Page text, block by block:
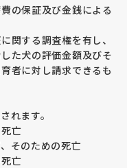
の保証及び金銭による
関する調査権を有し、
た犬の評価金額及びそ
者に対し請求できるも
れます。
亡
そのための死亡
亡